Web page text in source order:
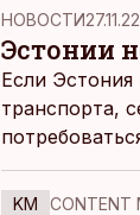
НОВОСТИ
Эстонии
Если
транспорта,
KM CONTENT